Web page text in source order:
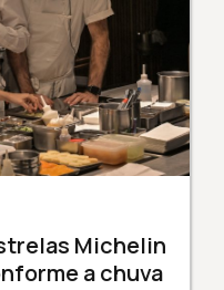
Michelin
a chuva